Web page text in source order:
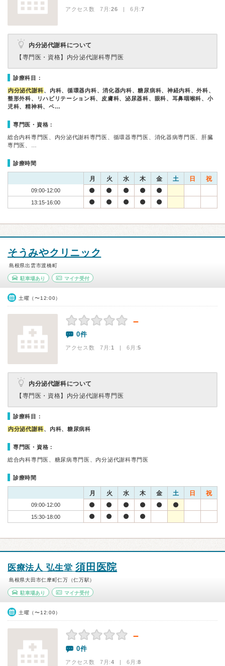
アクセス数 7月:26 | 6月:7
内分泌代謝科について
【専門医・資格】 内分泌代謝科専門医
診療科目：
内分泌代謝科、内科、循環器内科、消化器内科、糖尿病科、神経内科、外科、
整形外科、リハビリテーション科、皮膚科、泌尿器科、眼科、耳鼻咽喉科、小
児科、精神科、ペ…
専門医・資格：
総合内科専門医、内分泌代謝科専門医、循環器専門医、消化器病専門医、肝臓
専門医、…
診療時間
月 火 水 木 金 土 日 祝
09:00-12:00
13:15-16:00
そうみやクリニック
島根県出雲市渡橋町
駐車場あり マイナ受付
土曜（〜12:00）
－
0件
アクセス数 7月:1 | 6月:5
内分泌代謝科について
【専門医・資格】 内分泌代謝科専門医
診療科目：
内分泌代謝科、内科、糖尿病科
専門医・資格：
総合内科専門医、糖尿病専門医、内分泌代謝科専門医
診療時間
月 火 水 木 金 土 日 祝
09:00-12:00
15:30-18:00
医療法人 弘生堂須田医院
島根県大田市仁摩町仁万（仁万駅）
駐車場あり マイナ受付
土曜（〜12:00）
－
0件
アクセス数 7月:4 | 6月:8